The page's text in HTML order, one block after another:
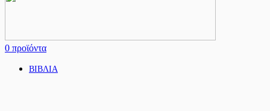
0 προϊόντα
ΒΙΒΛΙΑ